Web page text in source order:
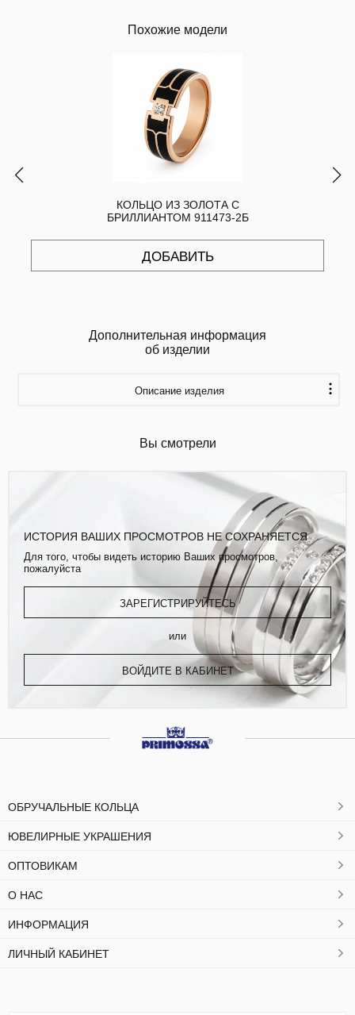
Похожие модели
КОЛЬЦО ИЗ ЗОЛОТА С
БРИЛЛИАНТОМ 911473-2Б
ДОБАВИТЬ
Дополнительная информация
об изделии
Описание изделия
Вы смотрели
ИСТОРИЯ ВАШИХ ПРОСМОТРОВ НЕ СОХРАНЯЕТСЯ
Для того, чтобы видеть историю Ваших просмотров,
пожалуйста
ЗАРЕГИСТРИРУЙТЕСЬ
или
ВОЙДИТЕ В КАБИНЕТ
ОБРУЧАЛЬНЫЕ КОЛЬЦА
ЮВЕЛИРНЫЕ УКРАШЕНИЯ
ОПТОВИКАМ
О НАС
ИНФОРМАЦИЯ
ЛИЧНЫЙ КАБИНЕТ